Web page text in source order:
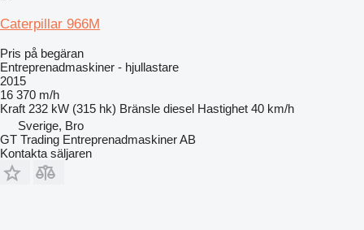
Caterpillar 966M
Pris på begäran
Entreprenadmaskiner - hjullastare
2015
16 370 m/h
Kraft 232 kW (315 hk) Bränsle diesel Hastighet 40 km/h
Sverige, Bro
GT Trading Entreprenadmaskiner AB
Kontakta säljaren